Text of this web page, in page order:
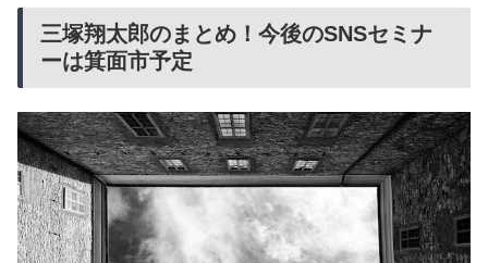
三塚翔太郎のまとめ！今後のSNSセミナ
ーは箕面市予定